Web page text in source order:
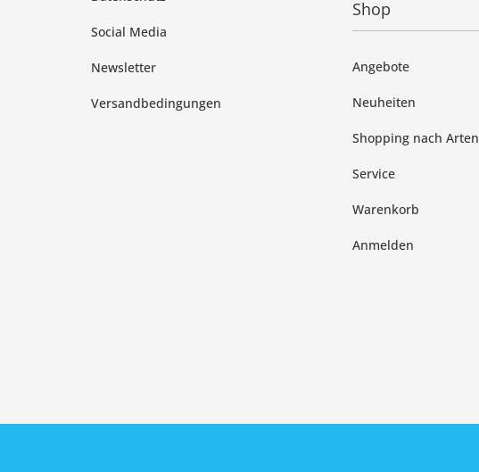
Social Media
Newsletter
Versandbedingungen
Shop
Angebote
Neuheiten
Shopping nach Arten
Service
Warenkorb
Anmelden